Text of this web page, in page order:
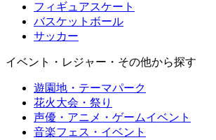
フィギュアスケート
バスケットボール
サッカー
イベント・レジャー・その他から探す
遊園地・テーマパーク
花火大会・祭り
声優・アニメ・ゲームイベント
音楽フェス・イベント